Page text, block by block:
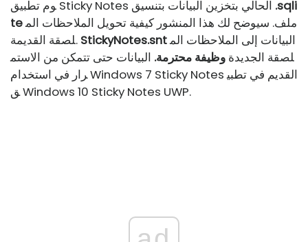
.sqli
teملف. سيوضح لك هذا المنشور كيفية تحويل الملاحظات الم
لصقة القديمة. StickyNotes.sntالبيانات إلى الملاحظات الم
لصقة الجديدة وظيفة محترمة. البيانات حتى تتمكن من الاستم
رار في استخدام Windows 7 Sticky Notes القديم في تطبي
ق Windows 10 Sticky Notes UWP.